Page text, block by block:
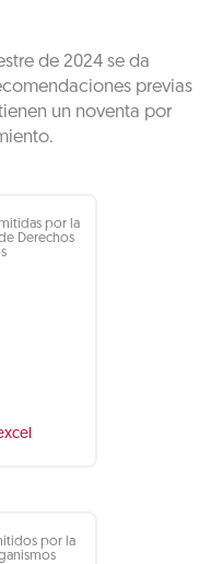
de 2024 se da
previas
un noventa por
por la
Derechos
por la